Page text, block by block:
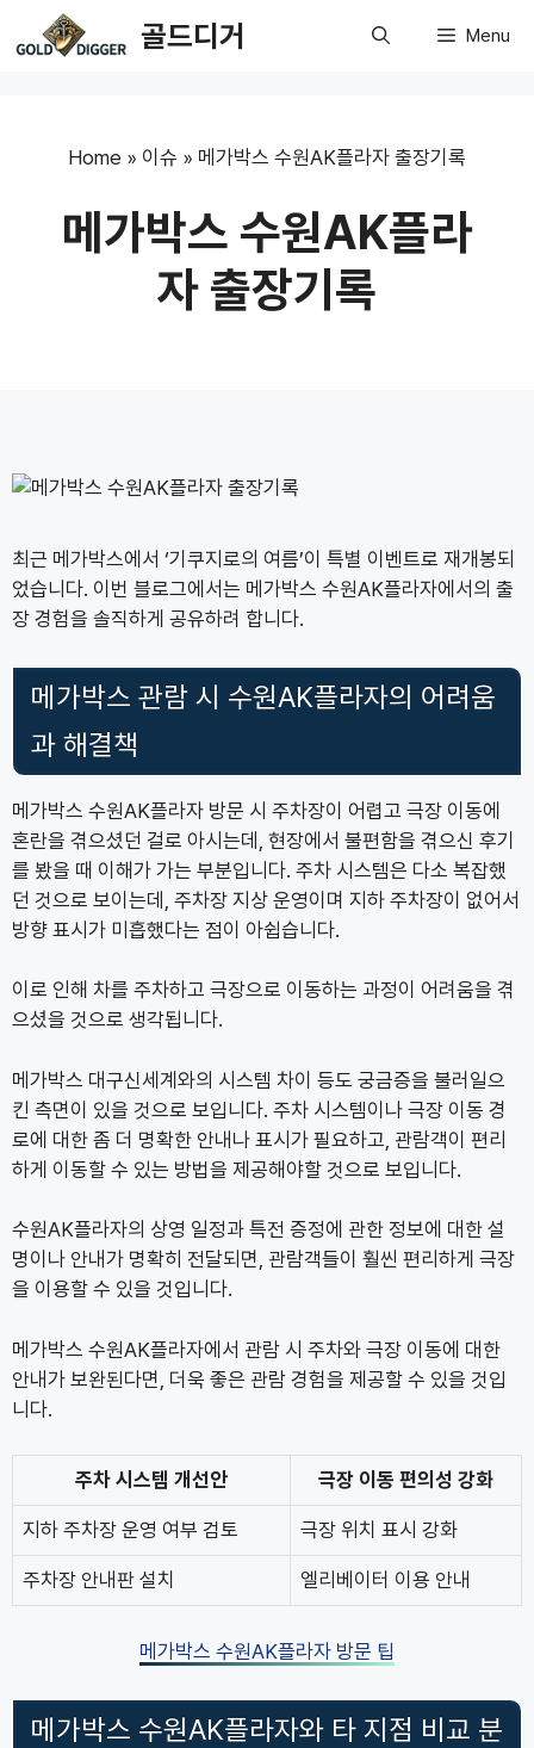
to
골드디거 Menu
Home » 이슈 » 메가박스 수원AK플라자 출장기록
메가박스 수원AK플라
자 출장기록
최근 메가박스에서 ‘기쿠지로의 여름’이 특별 이벤트로 재개봉되
었습니다. 이번 블로그에서는 메가박스 수원AK플라자에서의 출
장 경험을 솔직하게 공유하려 합니다.
메가박스 관람 시 수원AK플라자의 어려움
과 해결책
메가박스 수원AK플라자 방문 시 주차장이 어렵고 극장 이동에
혼란을 겪으셨던 걸로 아시는데, 현장에서 불편함을 겪으신 후기
를 봤을 때 이해가 가는 부분입니다. 주차 시스템은 다소 복잡했
던 것으로 보이는데, 주차장 지상 운영이며 지하 주차장이 없어서
방향 표시가 미흡했다는 점이 아쉽습니다.
이로 인해 차를 주차하고 극장으로 이동하는 과정이 어려움을 겪
으셨을 것으로 생각됩니다.
메가박스 대구신세계와의 시스템 차이 등도 궁금증을 불러일으
킨 측면이 있을 것으로 보입니다. 주차 시스템이나 극장 이동 경
로에 대한 좀 더 명확한 안내나 표시가 필요하고, 관람객이 편리
하게 이동할 수 있는 방법을 제공해야할 것으로 보입니다.
수원AK플라자의 상영 일정과 특전 증정에 관한 정보에 대한 설
명이나 안내가 명확히 전달되면, 관람객들이 훨씬 편리하게 극장
을 이용할 수 있을 것입니다.
메가박스 수원AK플라자에서 관람 시 주차와 극장 이동에 대한
안내가 보완된다면, 더욱 좋은 관람 경험을 제공할 수 있을 것입
니다.
주차 시스템 개선안 극장 이동 편의성 강화
지하 주차장 운영 여부 검토 극장 위치 표시 강화
주차장 안내판 설치 엘리베이터 이용 안내
메가박스 수원AK플라자 방문 팁
메가박스 수원AK플라자와 타 지점 비교 분